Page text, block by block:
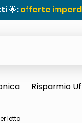
🌟:offerte
Risparmio
letto